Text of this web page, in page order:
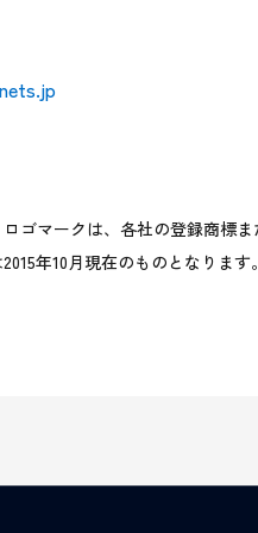
ゴマークは、各社の登録商標ま
年10月現在のものとなります。